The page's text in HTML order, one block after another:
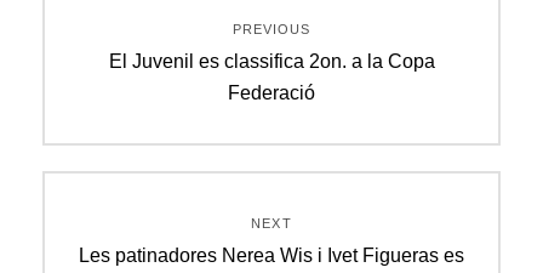
d'entrades
PREVIOUS
Previous
El Juvenil es classifica 2on. a la Copa
Federació
NEXT
Next
Les patinadores Nerea Wis i Ivet Figueras es